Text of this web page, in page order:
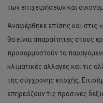
των επιχειρήσεων και
Αναφέρθηκε επίσης και στις
θα είναι απαραίτητες στους
προσαρμοστούν τα
κλιματικές αλλαγές και τις
της σύγχρονης εποχής.
επηρεάζουν τις πράσινες